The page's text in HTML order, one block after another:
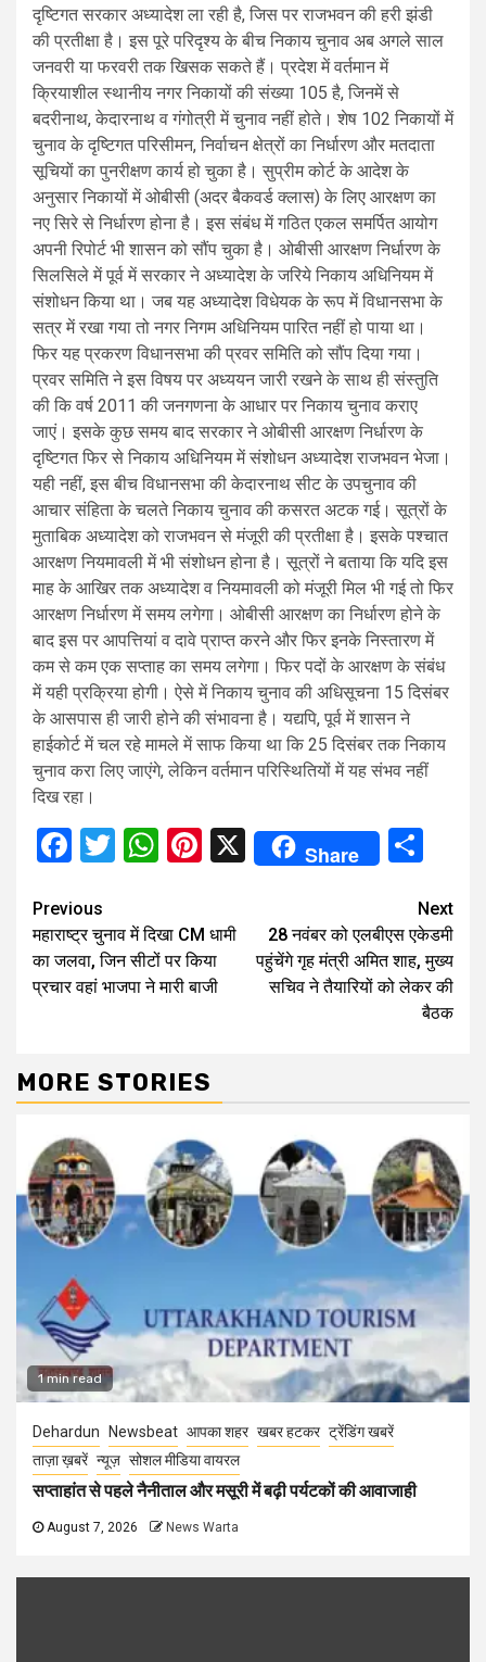
दृष्टिगत सरकार अध्यादेश ला रही है, जिस पर राजभवन की हरी झंडी
की प्रतीक्षा है। इस पूरे परिदृश्य के बीच निकाय चुनाव अब अगले साल
जनवरी या फरवरी तक खिसक सकते हैं। प्रदेश में वर्तमान में
क्रियाशील स्थानीय नगर निकायों की संख्या 105 है, जिनमें से
बदरीनाथ, केदारनाथ व गंगोत्री में चुनाव नहीं होते। शेष 102 निकायों में
चुनाव के दृष्टिगत परिसीमन, निर्वाचन क्षेत्रों का निर्धारण और मतदाता
सूचियों का पुनरीक्षण कार्य हो चुका है। सुप्रीम कोर्ट के आदेश के
अनुसार निकायों में ओबीसी (अदर बैकवर्ड क्लास) के लिए आरक्षण का
नए सिरे से निर्धारण होना है। इस संबंध में गठित एकल समर्पित आयोग
अपनी रिपोर्ट भी शासन को सौंप चुका है। ओबीसी आरक्षण निर्धारण के
सिलसिले में पूर्व में सरकार ने अध्यादेश के जरिये निकाय अधिनियम में
संशोधन किया था। जब यह अध्यादेश विधेयक के रूप में विधानसभा के
सत्र में रखा गया तो नगर निगम अधिनियम पारित नहीं हो पाया था।
फिर यह प्रकरण विधानसभा की प्रवर समिति को सौंप दिया गया।
प्रवर समिति ने इस विषय पर अध्ययन जारी रखने के साथ ही संस्तुति
की कि वर्ष 2011 की जनगणना के आधार पर निकाय चुनाव कराए
जाएं। इसके कुछ समय बाद सरकार ने ओबीसी आरक्षण निर्धारण के
दृष्टिगत फिर से निकाय अधिनियम में संशोधन अध्यादेश राजभवन भेजा।
यही नहीं, इस बीच विधानसभा की केदारनाथ सीट के उपचुनाव की
आचार संहिता के चलते निकाय चुनाव की कसरत अटक गई। सूत्रों के
मुताबिक अध्यादेश को राजभवन से मंजूरी की प्रतीक्षा है। इसके पश्चात
आरक्षण नियमावली में भी संशोधन होना है। सूत्रों ने बताया कि यदि इस
माह के आखिर तक अध्यादेश व नियमावली को मंजूरी मिल भी गई तो फिर
आरक्षण निर्धारण में समय लगेगा। ओबीसी आरक्षण का निर्धारण होने के
बाद इस पर आपत्तियां व दावे प्राप्त करने और फिर इनके निस्तारण में
कम से कम एक सप्ताह का समय लगेगा। फिर पदों के आरक्षण के संबंध
में यही प्रक्रिया होगी। ऐसे में निकाय चुनाव की अधिसूचना 15 दिसंबर
के आसपास ही जारी होने की संभावना है। यद्यपि, पूर्व में शासन ने
हाईकोर्ट में चल रहे मामले में साफ किया था कि 25 दिसंबर तक निकाय
चुनाव करा लिए जाएंगे, लेकिन वर्तमान परिस्थितियों में यह संभव नहीं
दिख रहा।
Facebook
Twitter
WhatsApp
Pinterest
X Share
Continue
Reading
Previous
महाराष्ट्र चुनाव में दिखा CM धामी
का जलवा, जिन सीटों पर किया
प्रचार वहां भाजपा ने मारी बाजी
Next
28 नवंबर को एलबीएस एकेडमी
पहुंचेंगे गृह मंत्री अमित शाह, मुख्य
सचिव ने तैयारियों को लेकर की
बैठक
MORE STORIES
1 min read
Dehardun Newsbeat आपका शहर खबर हटकर ट्रेंडिंग खबरें
ताज़ा ख़बरें न्यूज़ सोशल मीडिया वायरल
सप्ताहांत से पहले नैनीताल और मसूरी में बढ़ी पर्यटकों की आवाजाही
August 7, 2026 News Warta